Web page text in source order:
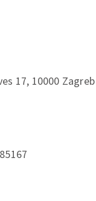
17, 10000 Zagreb